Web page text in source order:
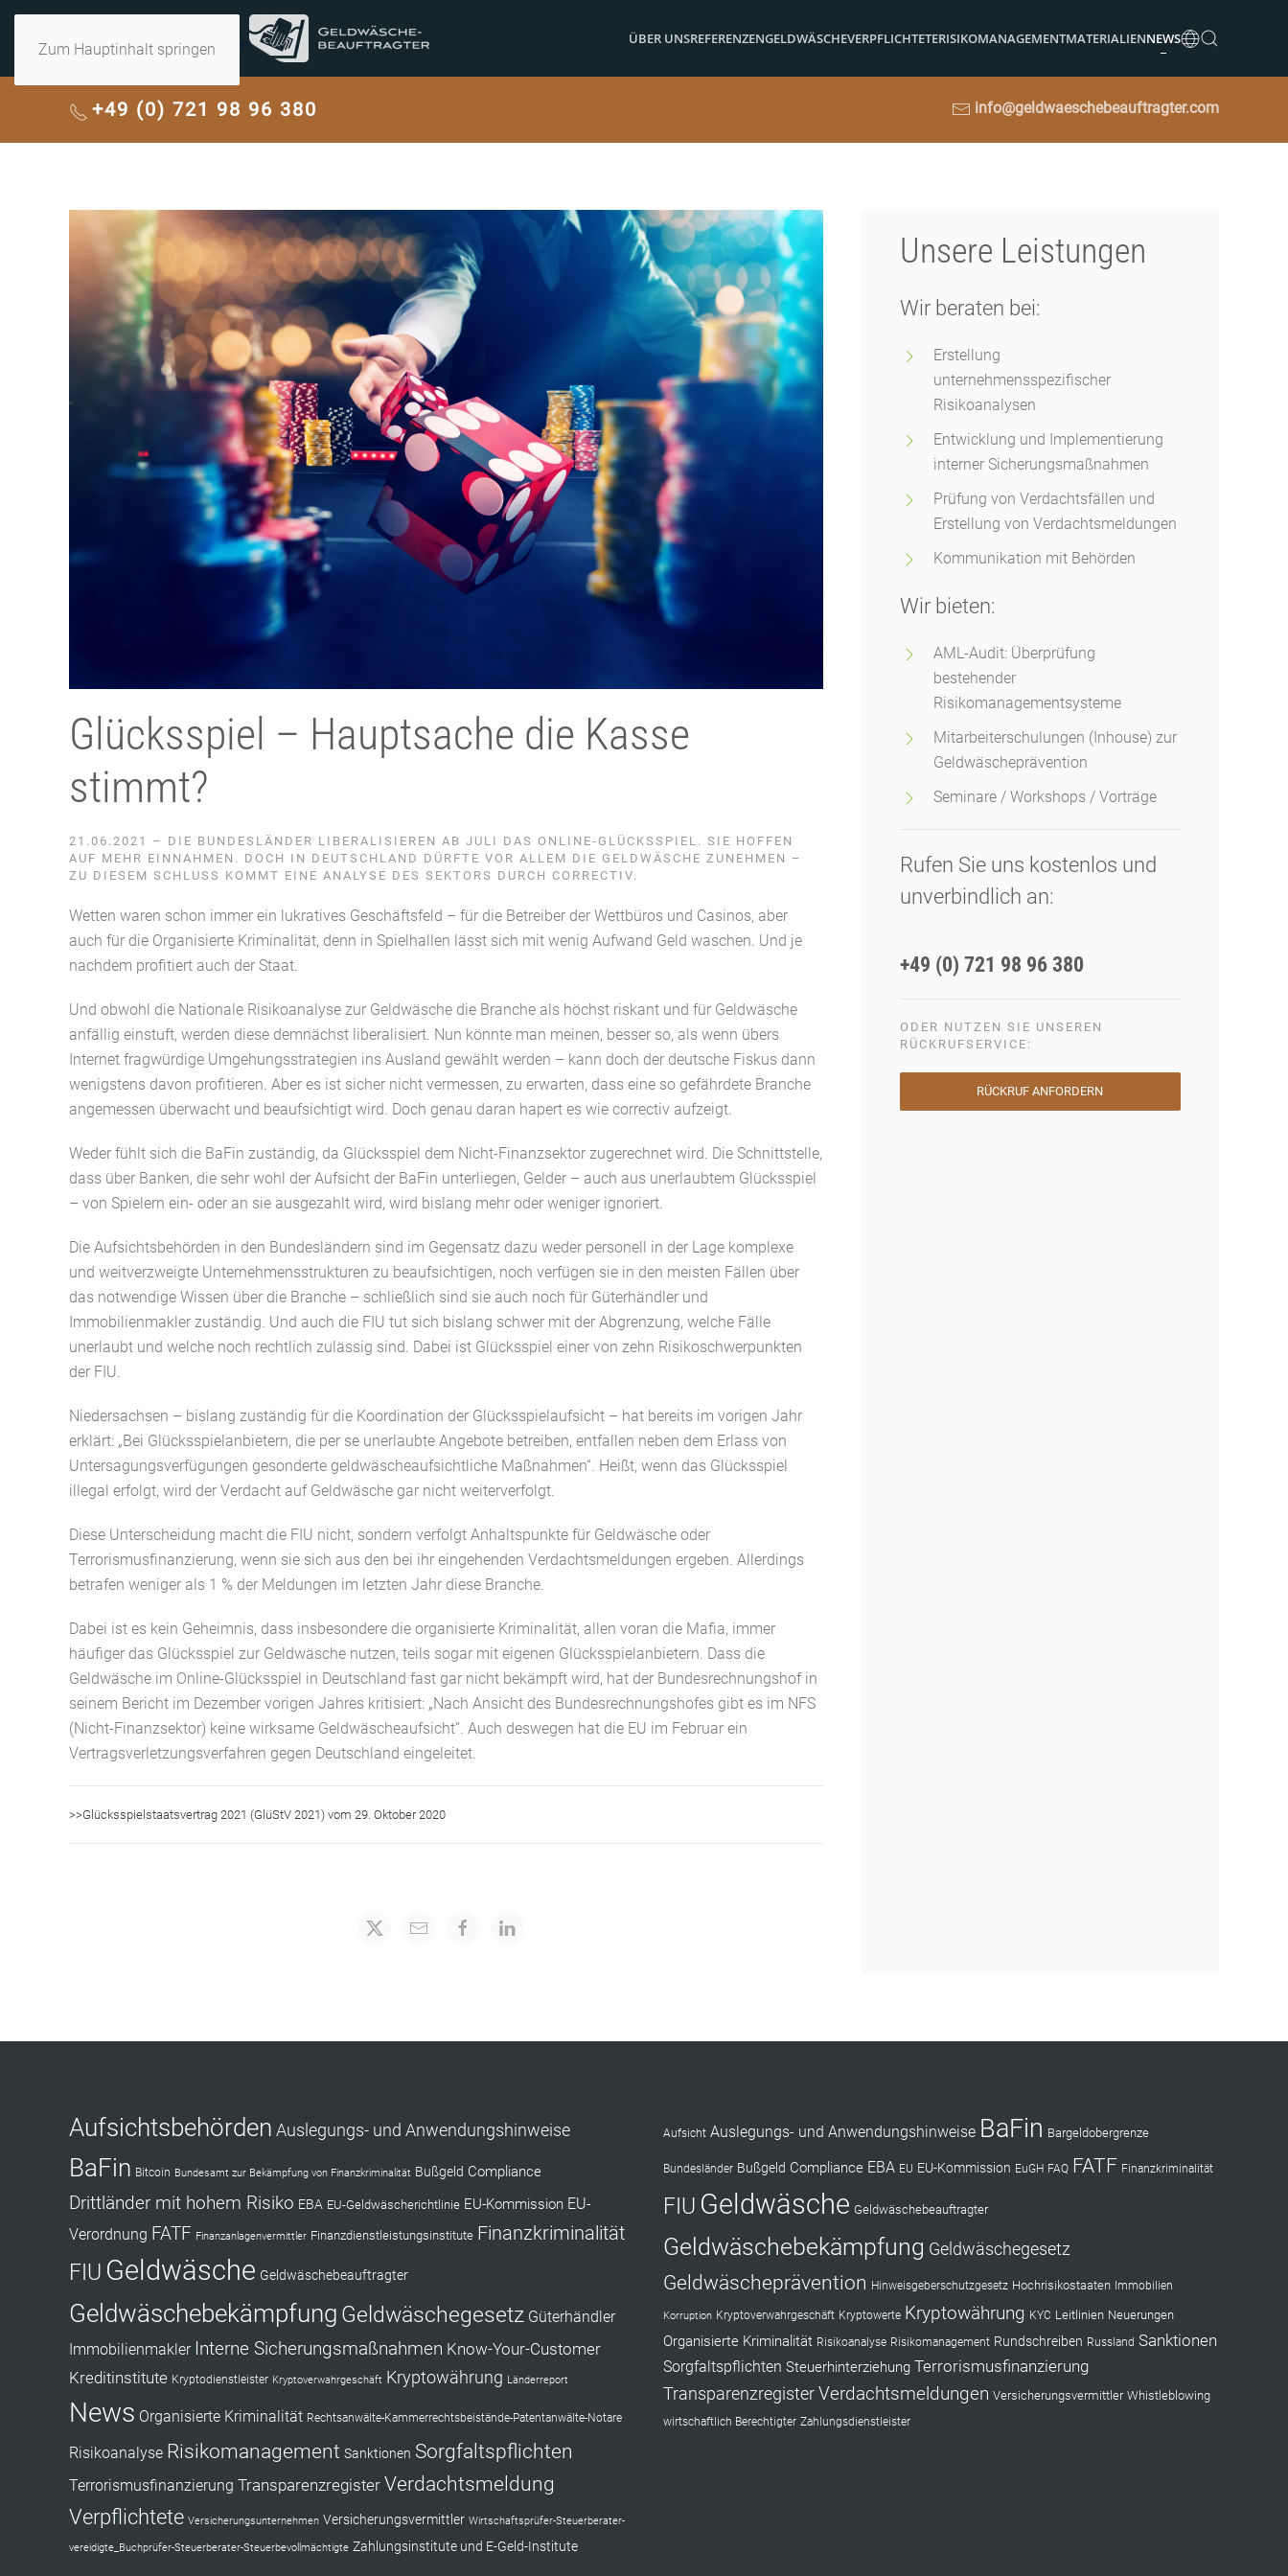
Zum Hauptinhalt springen
ÜBER UNSREFERENZENGELDWÄSCHEVERPFLICHTETERISIKOMANAGEMENTMATERIALIENNEWS
+49 (0) 721 98 96 380 info@geldwaeschebeauftragter.com
Glücksspiel – Hauptsache die Kasse
stimmt?
21.06.2021 – DIE BUNDESLÄNDER LIBERALISIEREN AB JULI DAS ONLINE-GLÜCKSSPIEL. SIE HOFFEN
AUF MEHR EINNAHMEN. DOCH IN DEUTSCHLAND DÜRFTE VOR ALLEM DIE GELDWÄSCHE ZUNEHMEN –
ZU DIESEM SCHLUSS KOMMT EINE ANALYSE DES SEKTORS DURCH CORRECTIV.
Wetten waren schon immer ein lukratives Geschäftsfeld – für die Betreiber der Wettbüros und Casinos, aber
auch für die Organisierte Kriminalität, denn in Spielhallen lässt sich mit wenig Aufwand Geld waschen. Und je
nachdem profitiert auch der Staat.
Und obwohl die Nationale Risikoanalyse zur Geldwäsche die Branche als höchst riskant und für Geldwäsche
anfällig einstuft, werden diese demnächst liberalisiert. Nun könnte man meinen, besser so, als wenn übers
Internet fragwürdige Umgehungsstrategien ins Ausland gewählt werden – kann doch der deutsche Fiskus dann
wenigstens davon profitieren. Aber es ist sicher nicht vermessen, zu erwarten, dass eine so gefährdete Branche
angemessen überwacht und beaufsichtigt wird. Doch genau daran hapert es wie correctiv aufzeigt.
Weder fühlt sich die BaFin zuständig, da Glücksspiel dem Nicht-Finanzsektor zugerechnet wird. Die Schnittstelle,
dass über Banken, die sehr wohl der Aufsicht der BaFin unterliegen, Gelder – auch aus unerlaubtem Glücksspiel
– von Spielern ein- oder an sie ausgezahlt wird, wird bislang mehr oder weniger ignoriert.
Die Aufsichtsbehörden in den Bundesländern sind im Gegensatz dazu weder personell in der Lage komplexe
und weitverzweigte Unternehmensstrukturen zu beaufsichtigen, noch verfügen sie in den meisten Fällen über
das notwendige Wissen über die Branche – schließlich sind sie auch noch für Güterhändler und
Immobilienmakler zuständig. Und auch die FIU tut sich bislang schwer mit der Abgrenzung, welche Fälle
unerlaubt und welche noch rechtlich zulässig sind. Dabei ist Glücksspiel einer von zehn Risikoschwerpunkten
der FIU.
Niedersachsen – bislang zuständig für die Koordination der Glücksspielaufsicht – hat bereits im vorigen Jahr
erklärt: „Bei Glücksspielanbietern, die per se unerlaubte Angebote betreiben, entfallen neben dem Erlass von
Untersagungsverfügungen gesonderte geldwäscheaufsichtliche Maßnahmen“. Heißt, wenn das Glücksspiel
illegal erfolgt, wird der Verdacht auf Geldwäsche gar nicht weiterverfolgt.
Diese Unterscheidung macht die FIU nicht, sondern verfolgt Anhaltspunkte für Geldwäsche oder
Terrorismusfinanzierung, wenn sie sich aus den bei ihr eingehenden Verdachtsmeldungen ergeben. Allerdings
betrafen weniger als 1 % der Meldungen im letzten Jahr diese Branche.
Dabei ist es kein Geheimnis, dass insbesondere die organisierte Kriminalität, allen voran die Mafia, immer
häufiger das Glücksspiel zur Geldwäsche nutzen, teils sogar mit eigenen Glücksspielanbietern. Dass die
Geldwäsche im Online-Glücksspiel in Deutschland fast gar nicht bekämpft wird, hat der Bundesrechnungshof in
seinem Bericht im Dezember vorigen Jahres kritisiert: „Nach Ansicht des Bundesrechnungshofes gibt es im NFS
(Nicht-Finanzsektor) keine wirksame Geldwäscheaufsicht“. Auch deswegen hat die EU im Februar ein
Vertragsverletzungsverfahren gegen Deutschland eingeleitet.
>>Glücksspielstaatsvertrag 2021 (GlüStV 2021) vom 29. Oktober 2020
Unsere Leistungen
Wir beraten bei:
Erstellung
unternehmensspezifischer
Risikoanalysen
Entwicklung und Implementierung
interner Sicherungsmaßnahmen
Prüfung von Verdachtsfällen und
Erstellung von Verdachtsmeldungen
Kommunikation mit Behörden
Wir bieten:
AML-Audit: Überprüfung
bestehender
Risikomanagementsysteme
Mitarbeiterschulungen (Inhouse) zur
Geldwäscheprävention
Seminare / Workshops / Vorträge
Rufen Sie uns kostenlos und
unverbindlich an:
+49 (0) 721 98 96 380
ODER NUTZEN SIE UNSEREN
RÜCKRUFSERVICE:
RÜCKRUF ANFORDERN
Aufsichtsbehörden Auslegungs- und Anwendungshinweise
BaFin Bitcoin Bundesamt zur Bekämpfung von Finanzkriminalität Bußgeld Compliance
Drittländer mit hohem Risiko EBA EU-Geldwäscherichtlinie EU-Kommission EU-
Verordnung FATF Finanzanlagenvermittler Finanzdienstleistungsinstitute Finanzkriminalität
FIU Geldwäsche Geldwäschebeauftragter
Geldwäschebekämpfung Geldwäschegesetz Güterhändler
Immobilienmakler Interne Sicherungsmaßnahmen Know-Your-Customer
Kreditinstitute Kryptodienstleister Kryptoverwahrgeschäft Kryptowährung Länderreport
News Organisierte Kriminalität Rechtsanwälte-Kammerrechtsbeistände-Patentanwälte-Notare
Risikoanalyse Risikomanagement Sanktionen Sorgfaltspflichten
Terrorismusfinanzierung Transparenzregister Verdachtsmeldung
Verpflichtete Versicherungsunternehmen Versicherungsvermittler Wirtschaftsprüfer-Steuerberater-
vereidigte_Buchprüfer-Steuerberater-Steuerbevollmächtigte Zahlungsinstitute und E-Geld-Institute
Aufsicht Auslegungs- und Anwendungshinweise BaFin Bargeldobergrenze
Bundesländer Bußgeld Compliance EBA EU EU-Kommission EuGH FAQ FATF Finanzkriminalität
FIU Geldwäsche Geldwäschebeauftragter
Geldwäschebekämpfung Geldwäschegesetz
Geldwäscheprävention Hinweisgeberschutzgesetz Hochrisikostaaten Immobilien
Korruption Kryptoverwahrgeschäft Kryptowerte Kryptowährung KYC Leitlinien Neuerungen
Organisierte Kriminalität Risikoanalyse Risikomanagement Rundschreiben Russland Sanktionen
Sorgfaltspflichten Steuerhinterziehung Terrorismusfinanzierung
TransparenzregisterVerdachtsmeldungen Versicherungsvermittler Whistleblowing
wirtschaftlich Berechtigter Zahlungsdienstleister